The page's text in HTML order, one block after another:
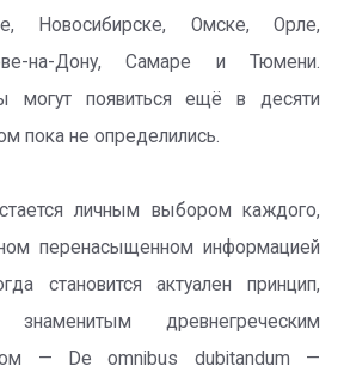
Новосибирске, Омске, Орле,
на-Дону, Самаре и Тюмени.
могут появиться ещё в десяти
пока не определились.
личным выбором каждого,
перенасыщенном информацией
становится актуален принцип,
знаменитым древнегреческим
— De omnibus dubitandum —